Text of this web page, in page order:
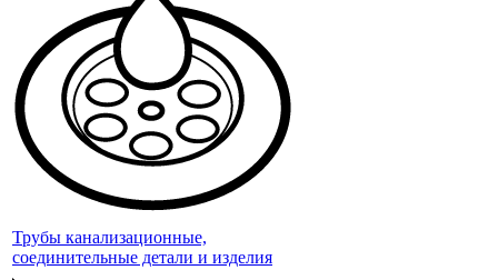
Трубы канализационные,
соединительные детали и изделия